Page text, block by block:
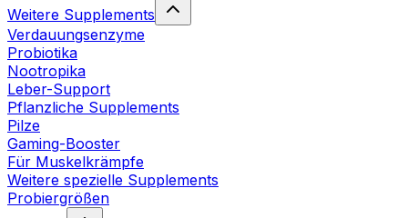
Weitere Supplements
Verdauungsenzyme
Probiotika
Nootropika
Leber-Support
Pflanzliche Supplements
Pilze
Gaming-Booster
Für Muskelkrämpfe
Weitere spezielle Supplements
Probiergrößen